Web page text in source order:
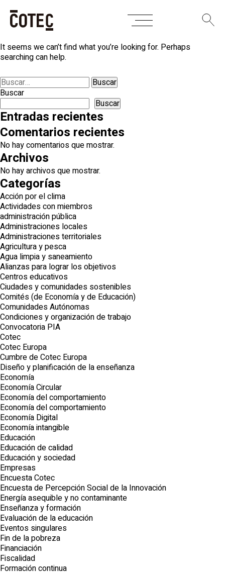
SkipNothing Found
It seems we can’t find what you’re looking for. Perhaps
searching can help.
Buscar:
Buscar
Buscar
Entradas recientes
Comentarios recientes
No hay comentarios que mostrar.
Archivos
No hay archivos que mostrar.
Categorías
Acción por el clima
Actividades con miembros
administración pública
Administraciones locales
Administraciones territoriales
Agricultura y pesca
Agua limpia y saneamiento
Alianzas para lograr los objetivos
Centros educativos
Ciudades y comunidades sostenibles
Comités (de Economía y de Educación)
Comunidades Autónomas
Condiciones y organización de trabajo
Convocatoria PIA
Cotec
Cotec Europa
Cumbre de Cotec Europa
Diseño y planificación de la enseñanza
Economía
Economía Circular
Economía del comportamiento
Economía del comportamiento
Economía Digital
Economía intangible
Educación
Educación de calidad
Educación y sociedad
Empresas
Encuesta Cotec
Encuesta de Percepción Social de la Innovación
Energía asequible y no contaminante
Enseñanza y formación
Evaluación de la educación
Eventos singulares
Fin de la pobreza
Financiación
Fiscalidad
Formación continua